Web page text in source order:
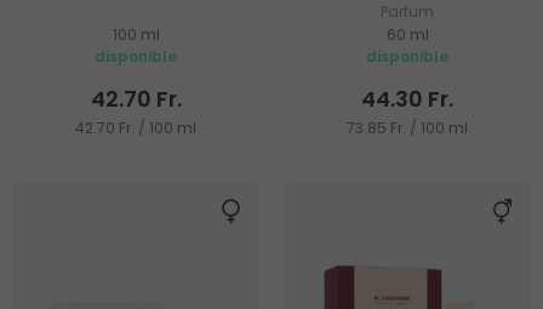
100 ml
disponible
42.70 Fr.
42.70 Fr. / 100 ml
Parfum
60 ml
disponible
44.30 Fr.
73.85 Fr. / 100 ml